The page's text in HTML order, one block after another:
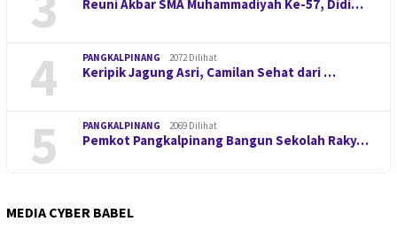
Reuni Akbar SMA Muhammadiyah Ke-57, Didi…
4 PANGKALPINANG 2072 Dilihat
Keripik Jagung Asri, Camilan Sehat dari …
5 PANGKALPINANG 2069 Dilihat
Pemkot Pangkalpinang Bangun Sekolah Raky…
MEDIA CYBER BABEL